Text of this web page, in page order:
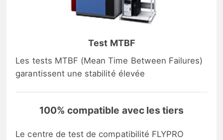
Test MTBF
Les tests MTBF (Mean Time Between Failures)
garantissent une stabilité élevée
100% compatible avec les tiers
Le centre de test de compatibilité FLYPRO